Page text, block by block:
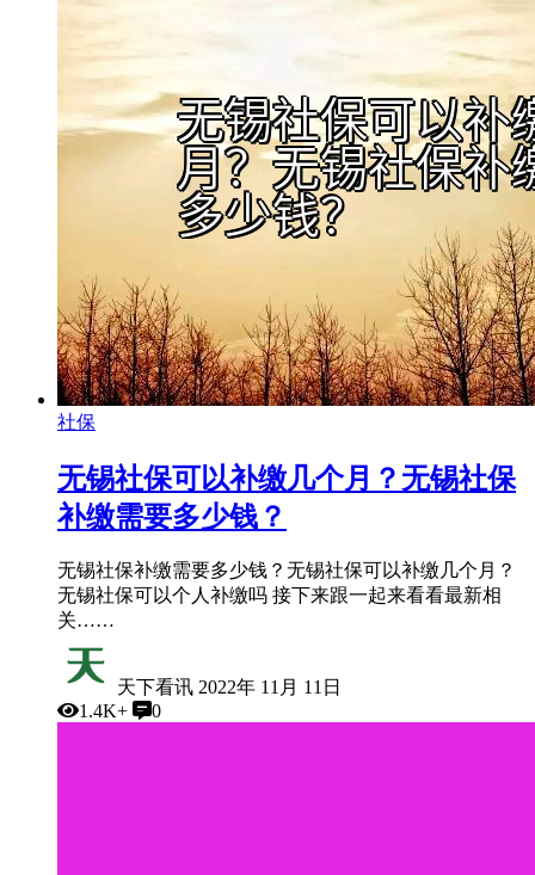
社保
无锡社保可以补缴几个月？无锡社保
补缴需要多少钱？
无锡社保补缴需要多少钱？无锡社保可以补缴几个月？
无锡社保可以个人补缴吗 接下来跟一起来看看最新相
关……
天下看讯 2022年 11月 11日
1.4K+
0